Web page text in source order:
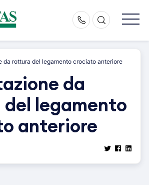
da rottura del legamento crociato anteriore
da
legamento
anteriore